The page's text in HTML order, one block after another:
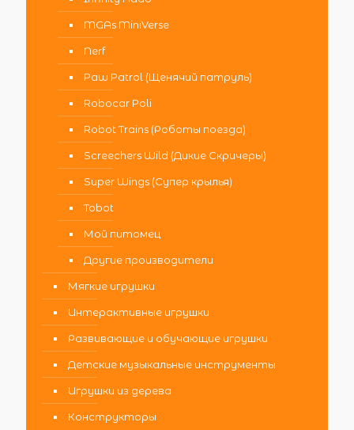
MGAs MiniVerse
Nerf
Paw Patrol (Щенячий патруль)
Robocar Poli
Robot Trains (Роботы поезда)
Screechers Wild (Дикие Скричеры)
Super Wings (Супер крылья)
Tobot
Мой питомец
Другие производители
Мягкие игрушки
Интерактивные игрушки
Развивающие и обучающие игрушки
Детские музыкальные инструменты
Игрушки из дерева
Конструкторы